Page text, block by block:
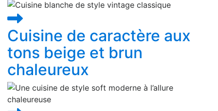
Cuisine de caractère aux
tons beige et brun
chaleureux